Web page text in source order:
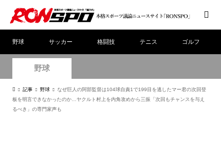
野球 サッカー 格闘技 テニス ゴルフ
野球
記事 野球
なぜ巨人の阿部監督は104球自責1で199目を逃したマー君の次回登
板を明言できなかったのか…ヤクルト村上を内角攻めから三振「次回もチャンスを与え
るべき」の専門家声も